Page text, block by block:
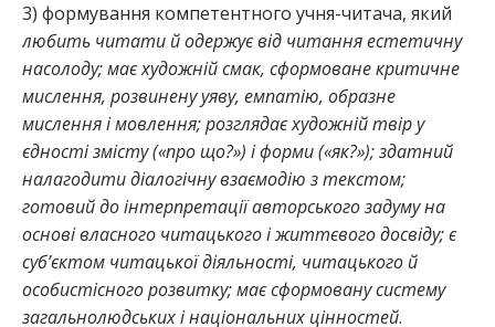
3) формування компетентного учня-читача, який
любить читати й одержує від читання естетичну
насолоду; має художній смак, сформоване критичне
мислення, розвинену уяву, емпатію, образне
мислення і мовлення; розглядає художній твір у
єдності змісту («про що?») і форми («як?»); здатний
налагодити діалогічну взаємодію з текстом;
готовий до інтерпретації авторського задуму на
основі власного читацького і життєвого досвіду; є
суб’єктом читацької діяльності, читацького й
особистісного розвитку; має сформовану систему
загальнолюдських і національних цінностей.